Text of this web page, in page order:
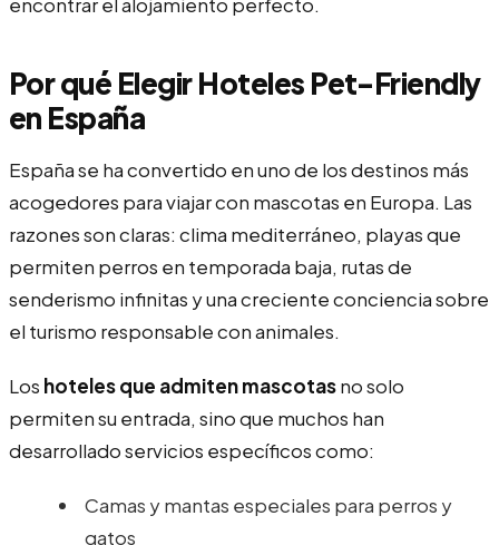
Por qué Elegir Hoteles Pet-Friendly
en España
España se ha convertido en uno de los destinos más
acogedores para viajar con mascotas en Europa. Las
razones son claras: clima mediterráneo, playas que
permiten perros en temporada baja, rutas de
senderismo infinitas y una creciente conciencia sobre
el turismo responsable con animales.
Los hoteles que admiten mascotasno solo
permiten su entrada, sino que muchos han
desarrollado servicios específicos como:
Camas y mantas especiales para perros y
gatos